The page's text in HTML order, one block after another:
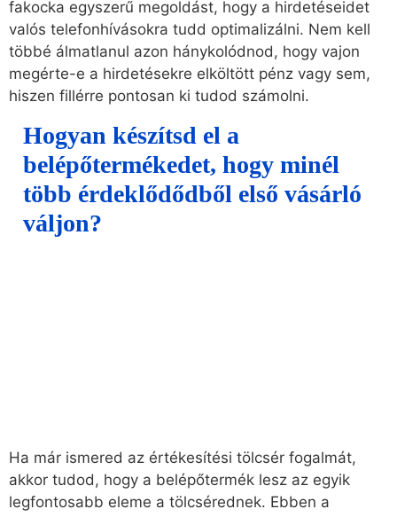
fakocka egyszerű megoldást, hogy a hirdetéseidet
valós telefonhívásokra tudd optimalizálni. Nem kell
többé álmatlanul azon hánykolódnod, hogy vajon
megérte-e a hirdetésekre elköltött pénz vagy sem,
hiszen fillérre pontosan ki tudod számolni.
Hogyan készítsd el a
belépőtermékedet, hogy minél
több érdeklődődből első vásárló
váljon?
Ha már ismered az értékesítési tölcsér fogalmát,
akkor tudod, hogy a belépőtermék lesz az egyik
legfontosabb eleme a tölcsérednek. Ebben a